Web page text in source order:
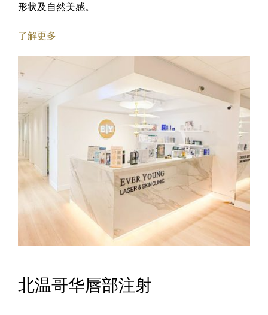
形状及自然美感。
了解更多
北温哥华唇部注射